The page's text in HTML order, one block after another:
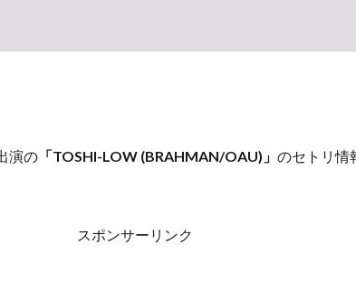
演の 「TOSHI-LOW (BRAHMAN/OAU)」 のセトリ情
スポンサーリンク